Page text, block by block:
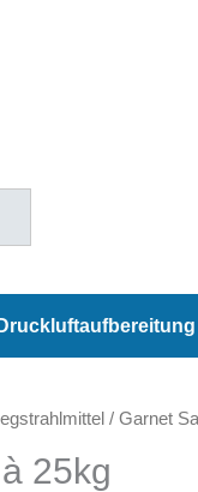
/ Garnet
25kg